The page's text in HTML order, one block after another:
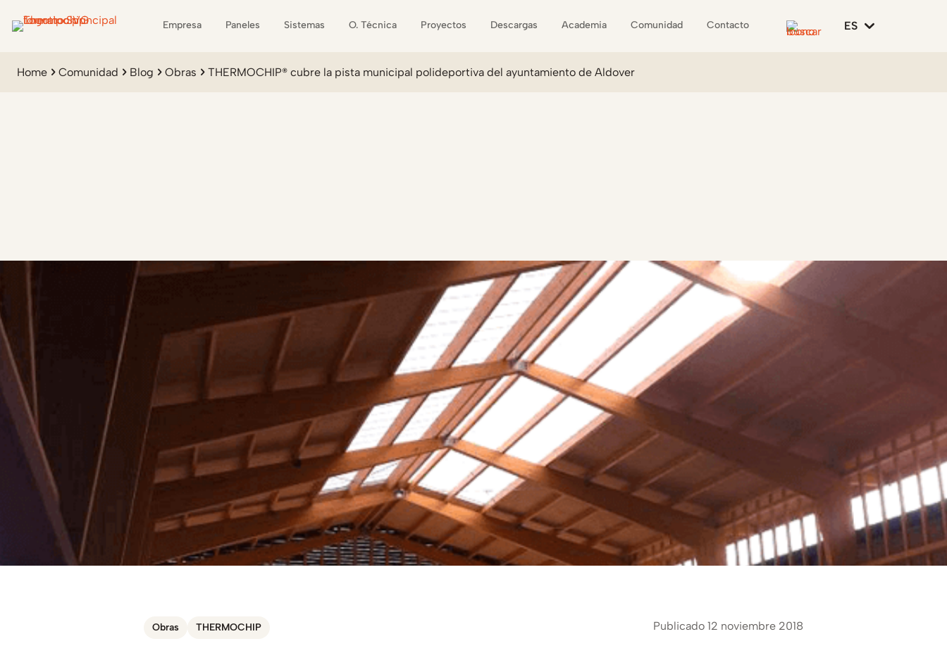
Empresa Paneles Sistemas O. Técnica Proyectos Descargas Academia Comunidad Contacto ES
Home Comunidad Blog Obras THERMOCHIP® cubre la pista municipal polideportiva del ayuntamiento de Aldover
Obras THERMOCHIP Publicado 12 noviembre 2018